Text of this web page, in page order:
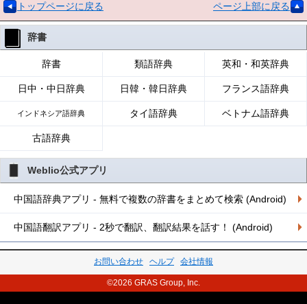
トップページに戻る ページ上部に戻る
辞書
辞書 類語辞典 英和・和英辞典
日中・中日辞典 日韓・韓日辞典 フランス語辞典
インドネシア語辞典 タイ語辞典 ベトナム語辞典
古語辞典
Weblio公式アプリ
中国語辞典アプリ - 無料で複数の辞書をまとめて検索 (Android)
中国語翻訳アプリ - 2秒で翻訳、翻訳結果を話す！ (Android)
お問い合わせ ヘルプ 会社情報
©2026 GRAS Group, Inc.